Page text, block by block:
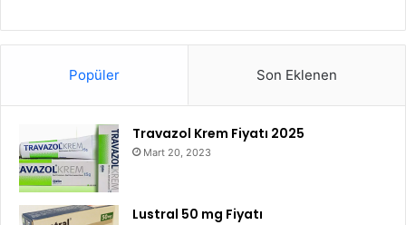
Popüler Son Eklenen
Travazol Krem Fiyatı 2025
Mart 20, 2023
Lustral 50 mg Fiyatı